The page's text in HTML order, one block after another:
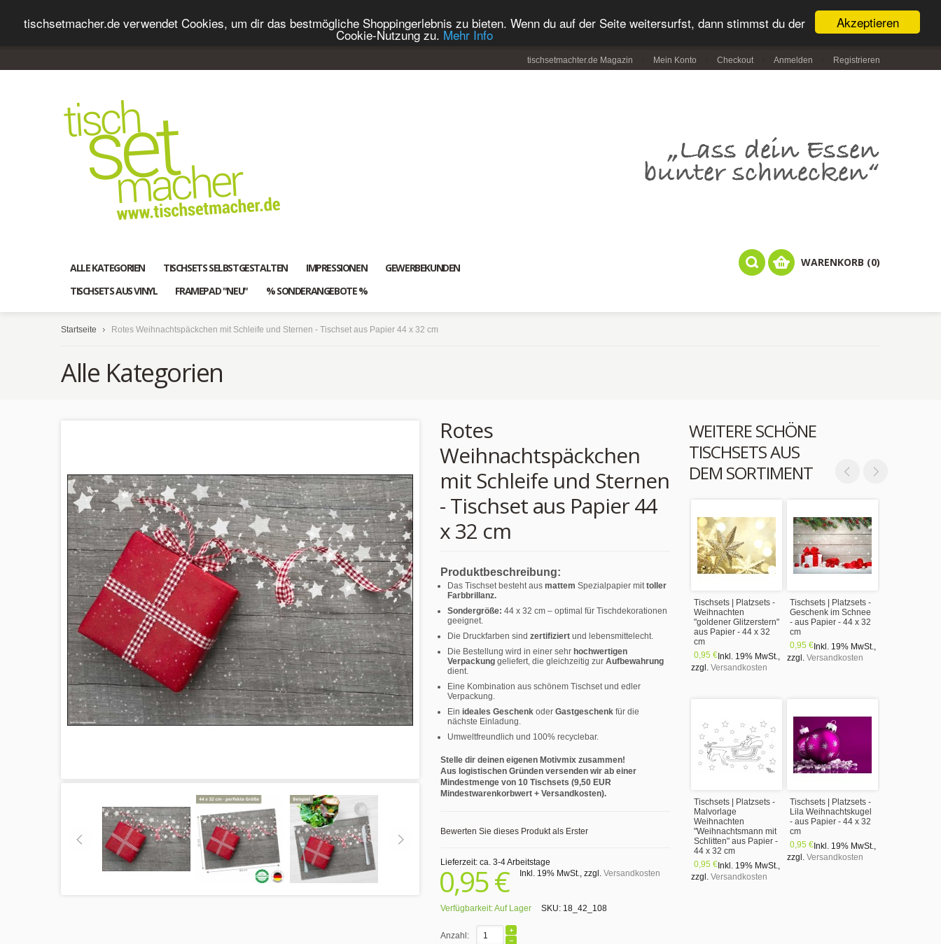
Akzeptieren
tischsetmacher.de verwendet Cookies, um dir das bestmögliche Shoppingerlebnis zu bieten. Wenn du auf der Seite weitersurfst, dann stimmst du der
Cookie-Nutzung zu. Mehr Info
tischsetmachter.de Magazin Mein Konto Checkout Anmelden Registrieren
ALLE KATEGORIEN TISCHSETS SELBSTGESTALTEN IMPRESSIONEN
GEWERBEKUNDEN
TISCHSETS AUS VINYL
FRAMEPAD "NEU" % SONDERANGEBOTE %
WARENKORB (0)
Startseite Rotes Weihnachtspäckchen mit Schleife und Sternen - Tischset aus Papier 44 x 32 cm
Alle Kategorien
WEITERE SCHÖNE
TISCHSETS AUS
DEM SORTIMENT
Tischsets | Platzsets -
Weihnachten
"goldener Glitzerstern"
aus Papier - 44 x 32
cm
0,95 € Inkl. 19% MwSt.,
zzgl. Versandkosten
Tischsets | Platzsets -
Geschenk im Schnee
- aus Papier - 44 x 32
cm
0,95 € Inkl. 19% MwSt.,
zzgl. Versandkosten
Tischsets | Platzsets -
Malvorlage
Weihnachten
"Weihnachtsmann mit
Schlitten" aus Papier -
44 x 32 cm
0,95 € Inkl. 19% MwSt.,
zzgl. Versandkosten
Tischsets | Platzsets -
Lila Weihnachtskugel
- aus Papier - 44 x 32
cm
0,95 € Inkl. 19% MwSt.,
zzgl. Versandkosten
Rotes
Weihnachtspäckchen
mit Schleife und Sternen
- Tischset aus Papier 44
x 32 cm
Produktbeschreibung:
Das Tischset besteht aus mattem Spezialpapier mittoller
Farbbrillanz.
Sondergröße: 44 x 32 cm – optimal für Tischdekorationen
geeignet.
Die Druckfarben sind zertifiziert und lebensmittelecht.
Die Bestellung wird in einer sehr hochwertigen
Verpackung geliefert, die gleichzeitig zur Aufbewahrung
dient.
Eine Kombination aus schönem Tischset und edler
Verpackung.
Ein ideales Geschenk oder Gastgeschenk für die
nächste Einladung.
Umweltfreundlich und 100% recyclebar.
Stelle dir deinen eigenen Motivmix zusammen!
Aus logistischen Gründen versenden wir ab einer
Mindestmenge von 10 Tischsets (9,50 EUR
Mindestwarenkorbwert + Versandkosten).
Bewerten Sie dieses Produkt als Erster
Lieferzeit: ca. 3-4 Arbeitstage
0,95 € Inkl. 19% MwSt., zzgl. Versandkosten
Verfügbarkeit:Auf Lager SKU: 18_42_108
Anzahl: